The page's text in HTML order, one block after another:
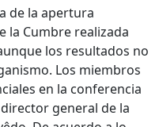
de la apertura
la Cumbre realizada
los resultados no
Los miembros
en la conferencia
general de la